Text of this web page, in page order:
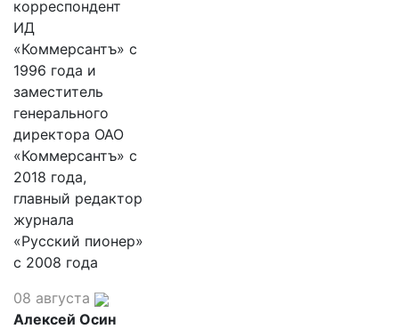
корреспондент
ИД
«Коммерсантъ» с
1996 года и
заместитель
генерального
директора ОАО
«Коммерсантъ» с
2018 года,
главный редактор
журнала
«Русский пионер»
с 2008 года
08 августа
Алексей Осин